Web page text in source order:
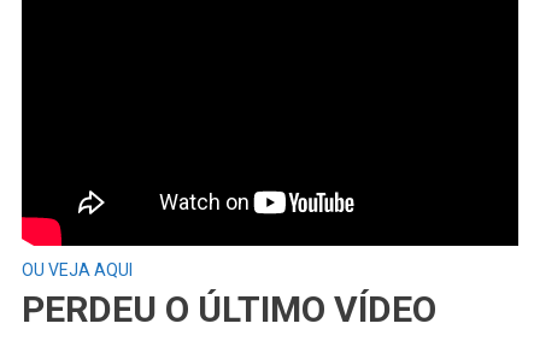
OU VEJA AQUI
PERDEU O ÚLTIMO VÍDEO